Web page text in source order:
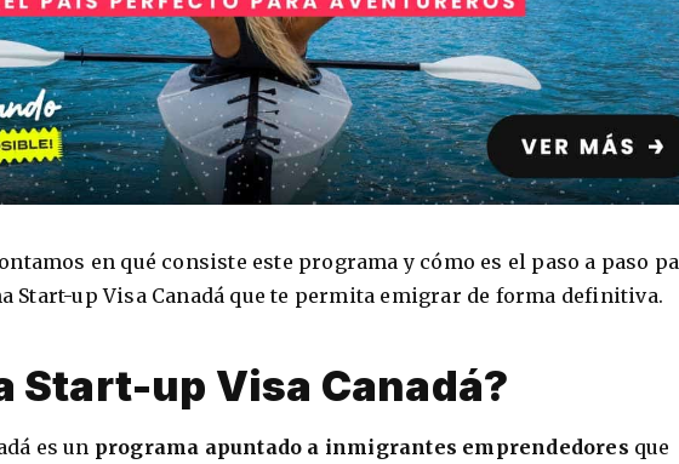
en qué consiste este programa y cómo es el paso a paso
Start-up Visa Canadá que te permita emigrar de forma definitiva.
Start-up Visa Canadá?
es un programa apuntado a inmigrantes emprendedores que